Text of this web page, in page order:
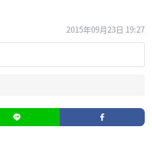
2015年09月23日 19:27